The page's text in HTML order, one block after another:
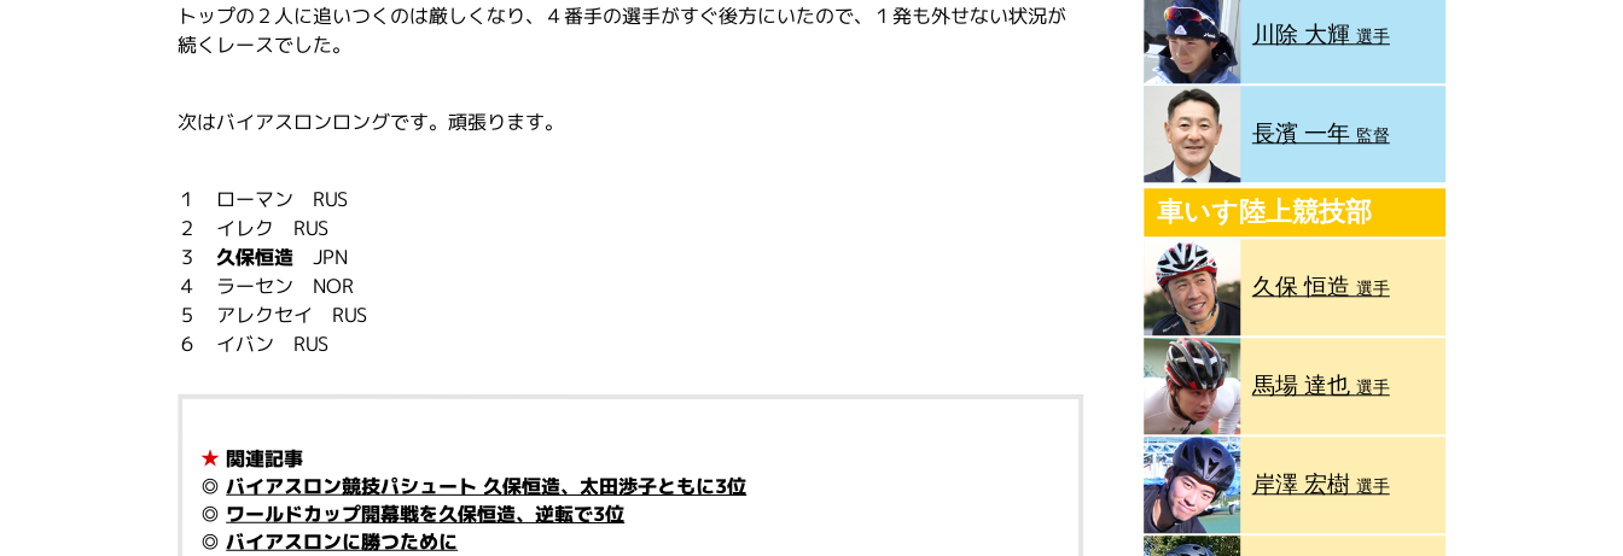
トップの２人に追いつくのは厳しくなり、４番手の選手がすぐ後方にいたので、１発も外せない状況が
続くレースでした。
次はバイアスロンロングです。頑張ります。
１ ローマン RUS
２ イレク RUS
３久保恒造 JPN
４ ラーセン NOR
５ アレクセイ RUS
６ イバン RUS
★ 関連記事
◎バイアスロン競技パシュート 久保恒造、太田渉子ともに3位
◎ ワールドカップ開幕戦を久保恒造、逆転で3位
◎バイアスロンに勝つために
川除 大輝 選手
長濱 一年 監督
車いす陸上競技部
久保 恒造 選手
馬場 達也 選手
岸澤 宏樹 選手